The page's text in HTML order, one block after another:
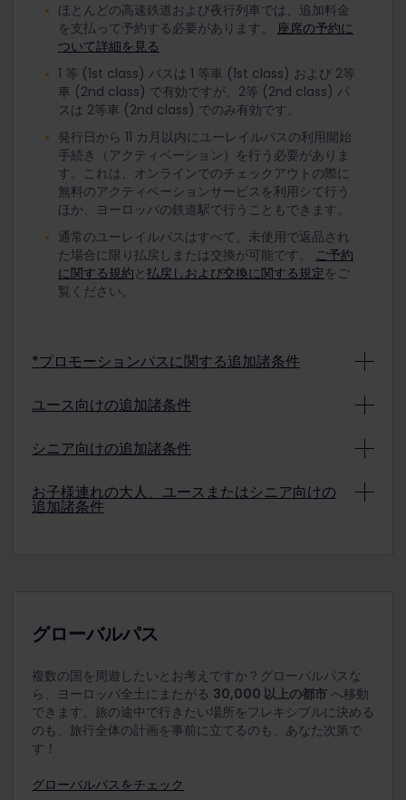
ほとんどの高速鉄道および夜行列車では、追加料金
を支払って予約する必要があります。 座席の予約に
ついて詳細を見る
1 等 (1st class) パスは 1 等車 (1st class) および 2等
車 (2nd class) で有効ですが、2等 (2nd class) パ
スは 2等車 (2nd class) でのみ有効です。
発行日から 11 カ月以内にユーレイルパスの利用開始
手続き（アクティベーション）を行う必要がありま
す。これは、オンラインでのチェックアウトの際に
無料のアクティベーションサービスを利用シて行う
ほか、ヨーロッパの鉄道駅で行うこともできます。
通常のユーレイルパスはすべて、未使用で返品され
た場合に限り払戻しまたは交換が可能です。 ご予約
に関する規約 と払戻しおよび交換に関する規定をご
覧ください。
*プロモーションパスに関する追加諸条件
プロモーションの条件により、プロモーションで購
入されたユーレイルパスは払戻しおよび交換の対象
ンパスの払戻しや交換が可能かどうかはお支払いの
ユース向けの追加諸条件
割引料金のユースパスを利用する方は、旅行開始日
に選択した日時点で 12 歳から 27 歳まででなければ
注：小児用パスはユースパスと組み合わせて使用で
シニア向けの追加諸条件
割引料金のシニアパスを利用する方は、旅行開始日
に選択した日時点で 60 歳以上でなければなりませ
お子様連れの大人、ユースまたはシニア向けの
追加諸条件
4 歳から 11 歳までのお子様は、小児用パスを利用し
て無料で旅行できます。お子様には、大人用パス、
なくとも 1 人が常に同伴する必要があります。同伴の
方が家族である必要はなく、18 歳以上の方であれ
ば、どなたでも構いません。
大人 1 名、18 歳以上のユース 1 名、またはシニア 1 名
グローバルパス
複数の国を周遊したいとお考えですか？グローバルパスな
ら、ヨーロッパ全土にまたがる 30,000 以上の都市 へ移動
できます。旅の途中で行きたい場所をフレキシブルに決める
のも、旅行全体の計画を事前に立てるのも、あなた次第で
す！
グローバルパスをチェック